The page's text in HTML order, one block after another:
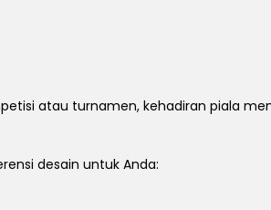
atau turnamen, kehadiran piala
desain untuk Anda: